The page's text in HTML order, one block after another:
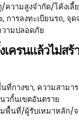
/ความสูงจำกัด/โค้งเ
การลงทะเบียนรถ, จุ
ามปลอดภัย
ครนแล้วไม่สร้
ที่กางขา, ความสามา
วกั้นเขตอันตราย
พื้นที่/ผู้รับเหมาหลัก/